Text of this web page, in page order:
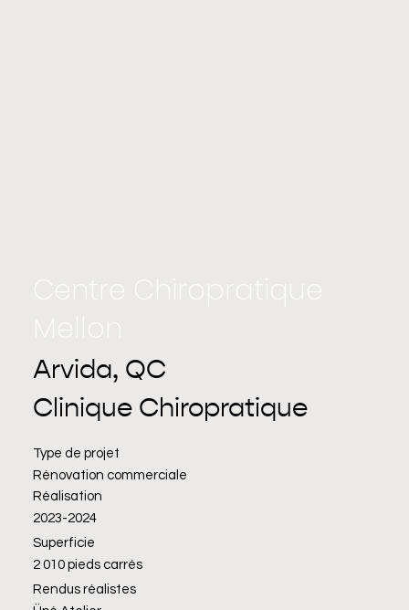
Centre Chiropratique
Mellon
Arvida, QC
Clinique Chiropratique
Type de projet
Rénovation commerciale
Réalisation
2023-2024
Superficie
2 010 pieds carrés
Rendus réalistes